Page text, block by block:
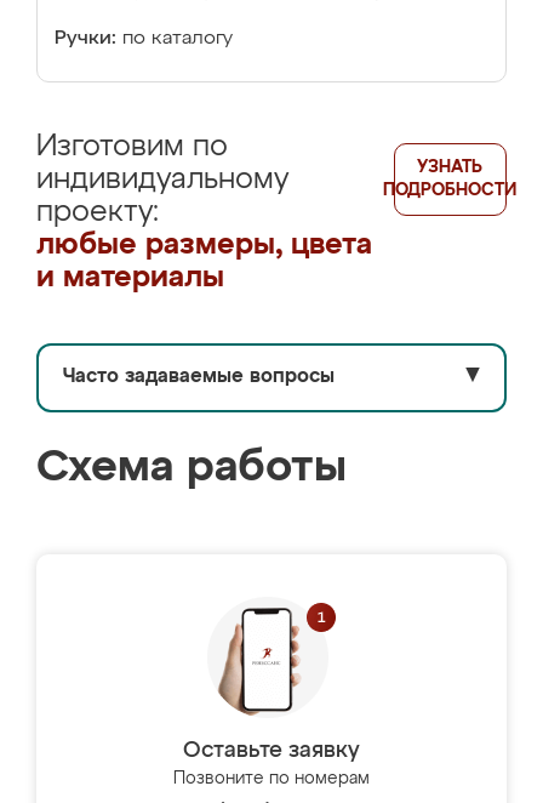
Ручки: по каталогу
Изготовим по
индивидуальному
проекту:
любые размеры, цвета
и материалы
УЗНАТЬ
ПОДРОБНОСТИ
Часто задаваемые вопросы ▼
Схема работы
Оставьте заявку
Позвоните по номерам